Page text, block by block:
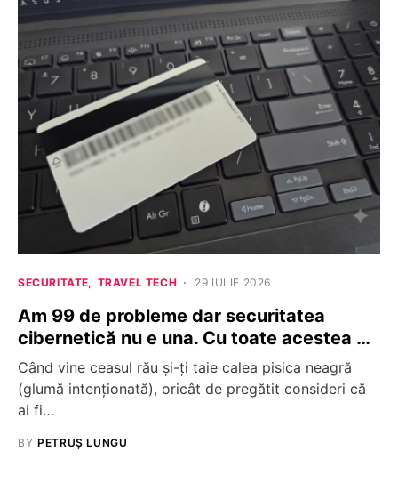
SECURITATE TRAVEL TECH 29 IULIE 2026
Am 99 de probleme dar securitatea
cibernetică nu e una. Cu toate acestea …
Când vine ceasul rău și-ți taie calea pisica neagră
(glumă intenționată), oricât de pregătit consideri că
ai fi…
BY PETRUȘ LUNGU